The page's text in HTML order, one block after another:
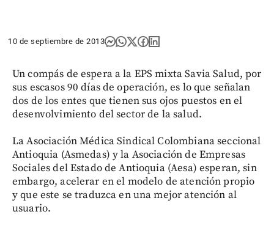
10 de septiembre de 2013
Un compás de espera a la EPS mixta Savia Salud, por
sus escasos 90 días de operación, es lo que señalan
dos de los entes que tienen sus ojos puestos en el
desenvolvimiento del sector de la salud.
La Asociación Médica Sindical Colombiana seccional
Antioquia (Asmedas) y la Asociación de Empresas
Sociales del Estado de Antioquia (Aesa) esperan, sin
embargo, acelerar en el modelo de atención propio
y que este se traduzca en una mejor atención al
usuario.